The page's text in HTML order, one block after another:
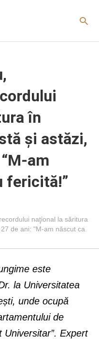
în
şi astăzi,
am
fericită!”
naţional la săritura
de ani: "M-am născut ca
este
la Universitatea
, unde ocupă
de
Universitar”. Expert